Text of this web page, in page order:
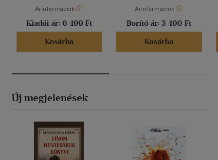
Árinformációk
Kiadói ár: 6 499 Ft
Kosárba
Árinformációk
Borító ár: 3 490 Ft
Kosárba
Új megjelenések